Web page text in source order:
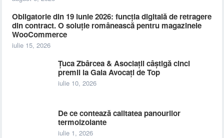
Obligatorie din 19 iunie 2026: funcția digitală de retragere
din contract. O soluție românească pentru magazinele
WooCommerce
iulie 15, 2026
Țuca Zbârcea & Asociații câștigă cinci
premii la Gala Avocați de Top
iulie 10, 2026
De ce contează calitatea panourilor
termoizolante
iulie 1, 2026